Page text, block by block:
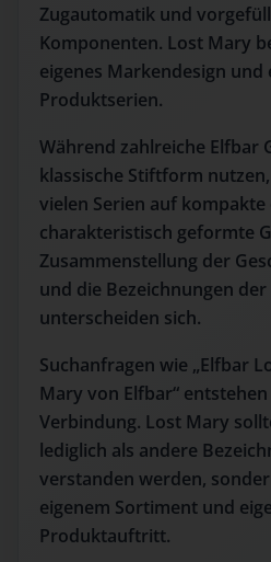
Zugautomatik und
Komponenten. Lost Mary
eigenes Markendesign und
Produktserien.
Während zahlreiche Elfbar
klassische Stiftform
vielen Serien auf
charakteristisch geformte
Zusammenstellung der
und die Bezeichnungen
unterscheiden sich.
Suchanfragen wie „Elfbar
Mary von Elfbar“
Verbindung. Lost Mary
lediglich als andere
verstanden werden,
eigenem Sortiment und
Produktauftritt.